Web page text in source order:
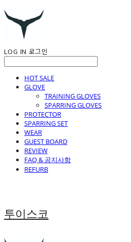
LOG IN 로그인
HOT SALE
GLOVE
TRAINING GLOVES
SPARRING GLOVES
PROTECTOR
SPARRING SET
WEAR
GUEST BOARD
REVIEW
FAQ & 공지사항
REFURB
투이스코